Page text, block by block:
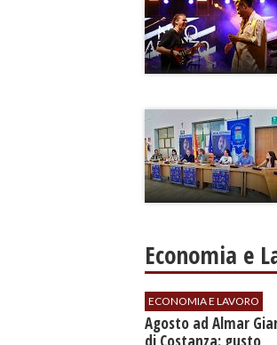
Economia e
ECONOMIA E LAVORO
Agosto ad Almar
di Costanza: gusto,